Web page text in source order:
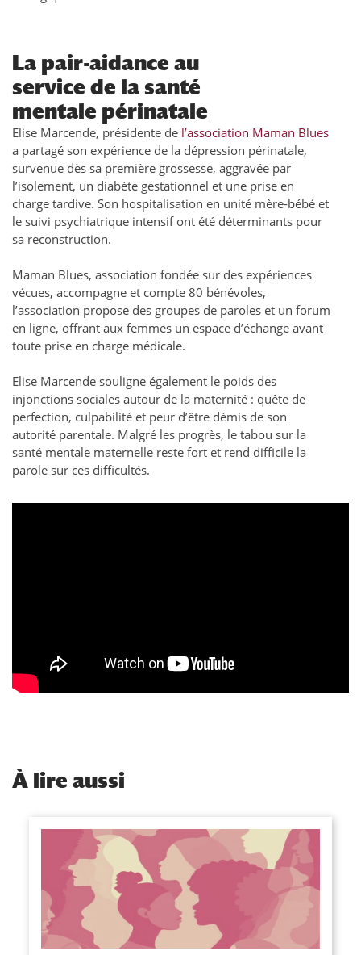
La pair-aidance au
service de la santé
mentale périnatale
Elise Marcende, présidente de l’association Maman Blues
a partagé son expérience de la dépression périnatale,
survenue dès sa première grossesse, aggravée par
l’isolement, un diabète gestationnel et une prise en
charge tardive. Son hospitalisation en unité mère-bébé et
le suivi psychiatrique intensif ont été déterminants pour
sa reconstruction.
Maman Blues, association fondée sur des expériences
vécues, accompagne et compte 80 bénévoles,
l’association propose des groupes de paroles et un forum
en ligne, offrant aux femmes un espace d’échange avant
toute prise en charge médicale.
Elise Marcende souligne également le poids des
injonctions sociales autour de la maternité : quête de
perfection, culpabilité et peur d’être démis de son
autorité parentale. Malgré les progrès, le tabou sur la
santé mentale maternelle reste fort et rend difficile la
parole sur ces difficultés.
À lire aussi